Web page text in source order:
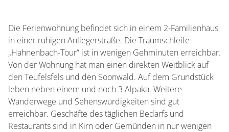
Die Ferienwohnung befindet sich in einem 2-Familienhaus
in einer ruhigen Anliegerstraße. Die Traumschleife
„Hahnenbach-Tour“ ist in wenigen Gehminuten erreichbar.
Von der Wohnung hat man einen direkten Weitblick auf
den Teufelsfels und den Soonwald. Auf dem Grundstück
leben neben einem und noch 3 Alpaka. Weitere
Wanderwege und Sehenswürdigkeiten sind gut
erreichbar. Geschäfte des täglichen Bedarfs und
Restaurants sind in Kirn oder Gemünden in nur wenigen